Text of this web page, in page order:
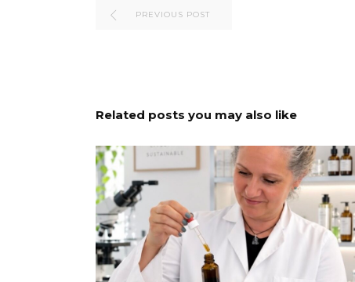
PREVIOUS POST
Related posts you may also like